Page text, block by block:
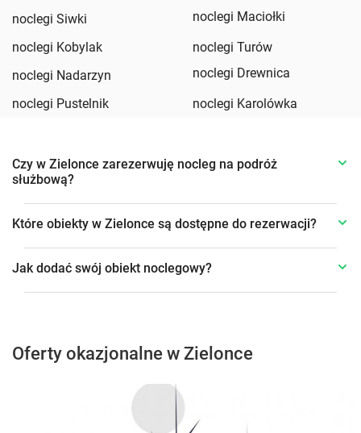
noclegi Siwki
noclegi Maciołki
noclegi Kobylak
noclegi Turów
noclegi Nadarzyn
noclegi Drewnica
noclegi Pustelnik
noclegi Karolówka
Czy w Zielonce zarezerwuję nocleg na podróż
służbową?
Które obiekty w Zielonce są dostępne do rezerwacji?
Jak dodać swój obiekt noclegowy?
Oferty okazjonalne w Zielonce